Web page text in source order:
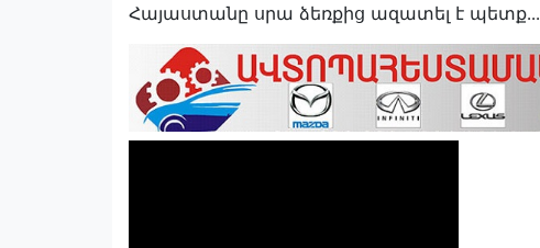
Հայաստանը սրա ձեռքից ազատել է պետք․․․